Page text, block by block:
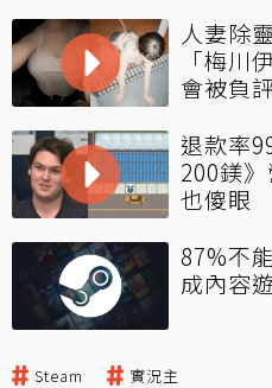
人妻除
「梅川
會被負
退款率
200鎂
也傻眼
87%不
成內容
Steam 實況主